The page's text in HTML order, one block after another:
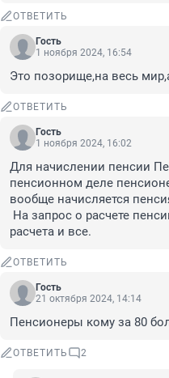
ОТВЕТИТЬ
Гость
1 ноября 2024, 16:54
Это позорище,на весь
ОТВЕТИТЬ
Гость
1 ноября 2024, 16:02
Для начислении пенсии
пенсионном деле
вообще начисляется
расчета и все.
ОТВЕТИТЬ
Гость
21 октября 2024, 14:14
Пенсионеры кому за 80
ОТВЕТИТЬ 2